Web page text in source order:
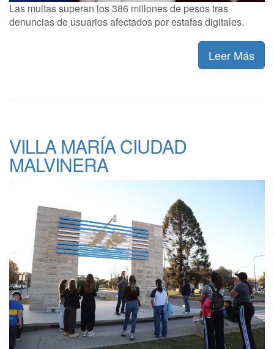
Las multas superan los 386 millones de pesos tras
denuncias de usuarios afectados por estafas digitales.
Leer Más
VILLA MARÍA CIUDAD
MALVINERA